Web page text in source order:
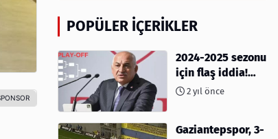
POPÜLER İÇERIKLER
2024-2025 sezonu
için flaş iddia!
Play-Off sistemi
2 yıl önce
Gaziantepspor, 3-